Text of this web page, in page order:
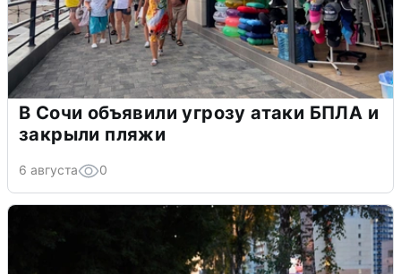
В Сочи объявили угрозу атаки БПЛА и
закрыли пляжи
6 августа 0